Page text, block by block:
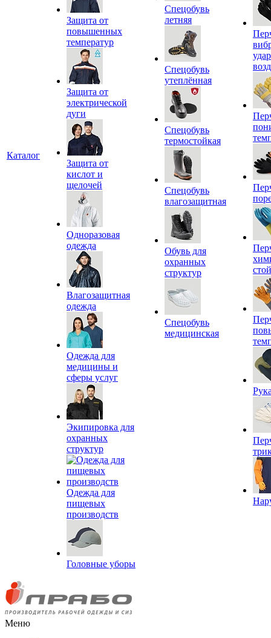
Каталог
Защита от
повышенных
температур
Защита от
электрической
дуги
Защита от
кислот и
щелочей
Одноразовая
одежда
Влагозащитная
одежда
Одежда для
медицины и
сферы услуг
Экипировка для
охранных
структур
Одежда для
пищевых
производств
Головные уборы
Спецобувь
летняя
Спецобувь
утеплённая
Спецобувь
термостойкая
Спецобувь
влагозащитная
Обувь для
охранных
структур
Спецобувь
медицинская
Меню